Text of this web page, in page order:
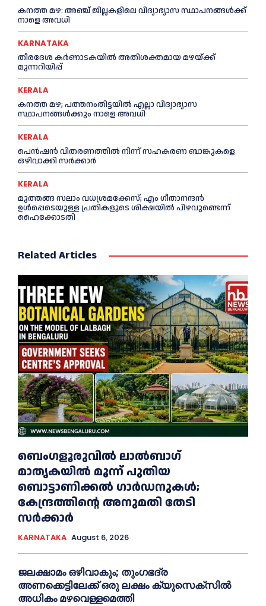
കനത്ത മഴ: അഞ്ച് ജില്ലകളിലെ വിദ്യാഭ്യാസ സ്ഥാപനങ്ങൾക്ക്
നാളെ അവധി
KARNATAKA
തീരദേശ കർണാടകയിൽ അതിശക്തമായ മഴയ്ക്ക്
മുന്നറിയിപ്പ്
KERALA
കനത്ത മഴ; പത്തനംതിട്ടയില്‍ എല്ലാ വിദ്യാഭ്യാസ
സ്ഥാപനങ്ങള്‍ക്കും നാളെ അവധി
KERALA
പെൻഷൻ വിതരണത്തില്‍ നിന്ന് സഹകരണ ബാങ്കുകളെ
ഒഴിവാക്കി സര്‍ക്കാര്‍
KERALA
മുത്തങ്ങ സലാം വധശ്രമക്കേസ്; എം ഗീതാനന്ദൻ
ഉള്‍പ്പെടെയുള്ള പ്രതികളുടെ ശിക്ഷയില്‍ പിഴവുണ്ടെന്ന്
ഹൈക്കോടതി
Related Articles
ബെംഗളൂരുവിൽ ലാൽബാഗ്
മാതൃകയിൽ മൂന്ന് പുതിയ
ബൊട്ടാണിക്കൽ ഗാർഡനുകൾ;
കേന്ദ്രത്തിന്റെ അനുമതി തേടി
സർക്കാർ
KARNATAKA August 6, 2026
ജലക്ഷാമം ഒഴിവാകും; തുംഗഭദ്ര
അണക്കെട്ടിലേക്ക് ഒരു ലക്ഷം ക്യുസെക്സില്‍
അധികം മഴവെള്ളമെത്തി